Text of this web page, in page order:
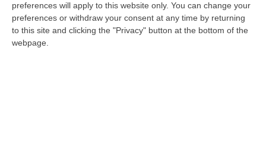
preferences will apply to this website only. You can change your
preferences or withdraw your consent at any time by returning
to this site and clicking the "Privacy" button at the bottom of the
webpage.
“ROMA “Puca” della regista pugliese Sara Scalera, girato interamente in
Calabria negli spettacolari scenari dei Calanchi di Palizzi e con il…
07 Agosto, 13:13